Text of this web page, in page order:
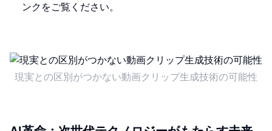
ンクをご覧ください。
現実との区別がつかない動画クリップ生成技術の可能性